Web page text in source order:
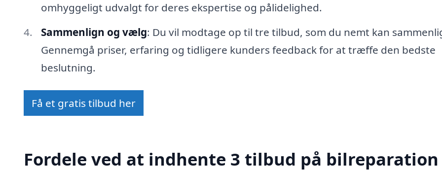
omhyggeligt udvalgt for deres ekspertise og pålidelighed.
Sammenlign og vælg: Du vil modtage op til tre tilbud, som du nemt kan
Gennemgå priser, erfaring og tidligere kunders feedback for at træffe den bedste
beslutning.
Få et gratis tilbud her
Fordele ved at indhente 3 tilbud på bilreparation